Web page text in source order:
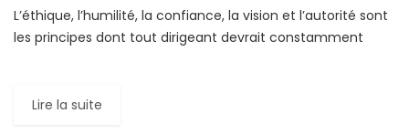
L’éthique, l’humilité, la confiance, la vision et l’autorité sont
les principes dont tout dirigeant devrait constamment
Lire la suite